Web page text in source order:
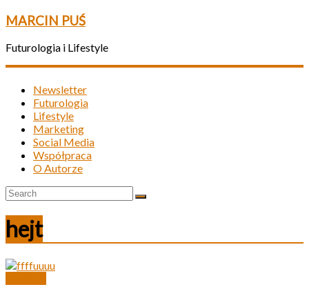
MARCIN PUŚ
Futurologia i Lifestyle
Newsletter
Futurologia
Lifestyle
Marketing
Social Media
Współpraca
O Autorze
hejt